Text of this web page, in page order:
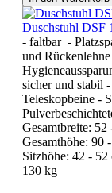
Duschstuhl DSF
- faltbar -
und
sicher und stabil
Teleskopbeine -
Gesamtbreite:
Gesamthöhe: 90
Sitzhöhe: 42 -
130 kg